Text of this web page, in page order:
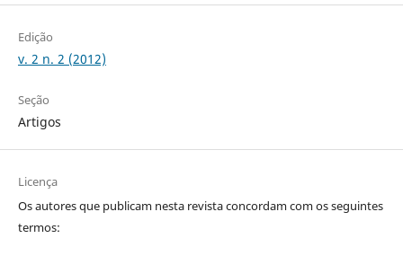
Edição
v. 2 n. 2 (2012)
Seção
Artigos
Licença
Os autores que publicam nesta revista concordam com os seguintes
termos: